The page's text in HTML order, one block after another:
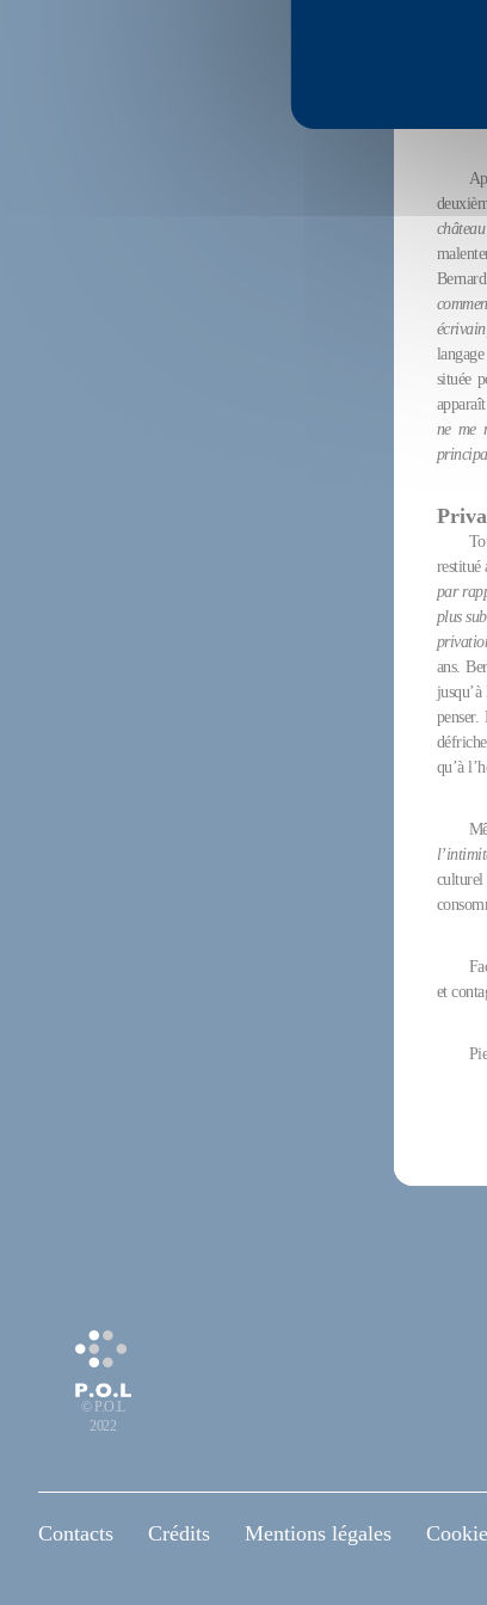
située
ne me
restitué
par
plus
ans.
penser.
qu’à
et
© P.O.L
2022
Contacts Crédits Mentions légales